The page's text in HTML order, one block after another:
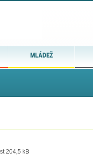
MLÁDEŽ
204,5 kB